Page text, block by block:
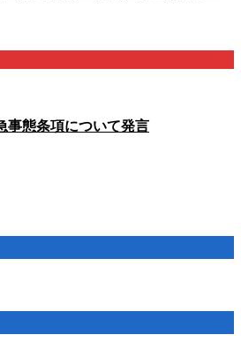
態条項について発言